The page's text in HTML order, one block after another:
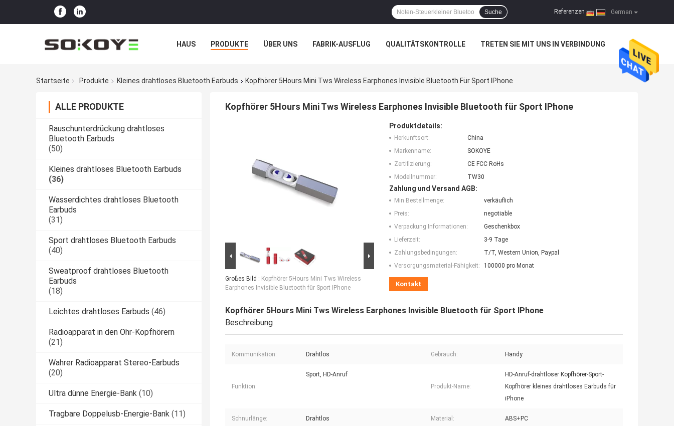
German
Referenzen |
Suche
HAUS PRODUKTE ÜBER UNS FABRIK-AUSFLUG QUALITÄTSKONTROLLE TRETEN SIE MIT UNS IN VERBINDUNG
Startseite
Produkte Kleines drahtloses Bluetooth Earbuds Kopfhörer 5Hours Mini Tws Wireless Earphones Invisible Bluetooth Für Sport IPhone
ALLE PRODUKTE
Rauschunterdrückung drahtloses
Bluetooth Earbuds
(50)
Kleines drahtloses Bluetooth Earbuds
(36)
Wasserdichtes drahtloses Bluetooth
Earbuds
(31)
Sport drahtloses Bluetooth Earbuds
(40)
Sweatproof drahtloses Bluetooth
Earbuds
(18)
Leichtes drahtloses Earbuds (46)
Radioapparat in den Ohr-Kopfhörern
(21)
Wahrer Radioapparat Stereo-Earbuds
(20)
Ultra dünne Energie-Bank (10)
Tragbare Doppelusb-Energie-Bank (11)
Kopfhörer 5Hours Mini Tws Wireless Earphones Invisible Bluetooth für Sport IPhone
Großes Bild : Kopfhörer 5Hours Mini Tws Wireless
Earphones Invisible Bluetooth für Sport IPhone
Produktdetails:
Herkunftsort:
China
Markenname:
SOKOYE
Zertifizierung:
CE FCC RoHs
Modellnummer:
TW30
Zahlung und Versand AGB:
Min Bestellmenge:
verkäuflich
Preis:
negotiable
Verpackung Informationen:
Geschenkbox
Lieferzeit:
3-9 Tage
Zahlungsbedingungen:
T/T, Western Union, Paypal
Versorgungsmaterial-Fähigkeit:
100000 pro Monat
Kontakt
Kopfhörer 5Hours Mini Tws Wireless Earphones Invisible Bluetooth für Sport IPhone
Beschreibung
Kommunikation: Drahtlos Gebrauch: Handy
Funktion:
Sport, HD-Anruf
Produkt-Name:
HD-Anruf-drahtloser Kopfhörer-Sport-
Kopfhörer kleines drahtloses Earbuds für
iPhone
Schnurlänge: Drahtlos Material: ABS+PC